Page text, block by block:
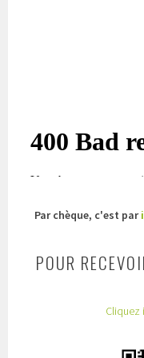
Par chèque, c'est par
POUR
Cliquez